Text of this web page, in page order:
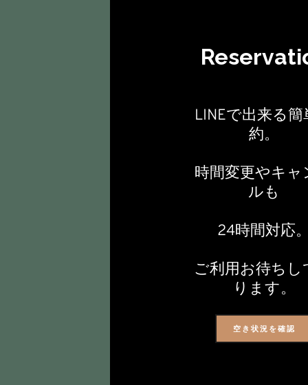
LINEで出来る簡
約。
時間変更やキャ
ルも
24時間対応
ご利用お待ちし
ります。
空き状況を確認